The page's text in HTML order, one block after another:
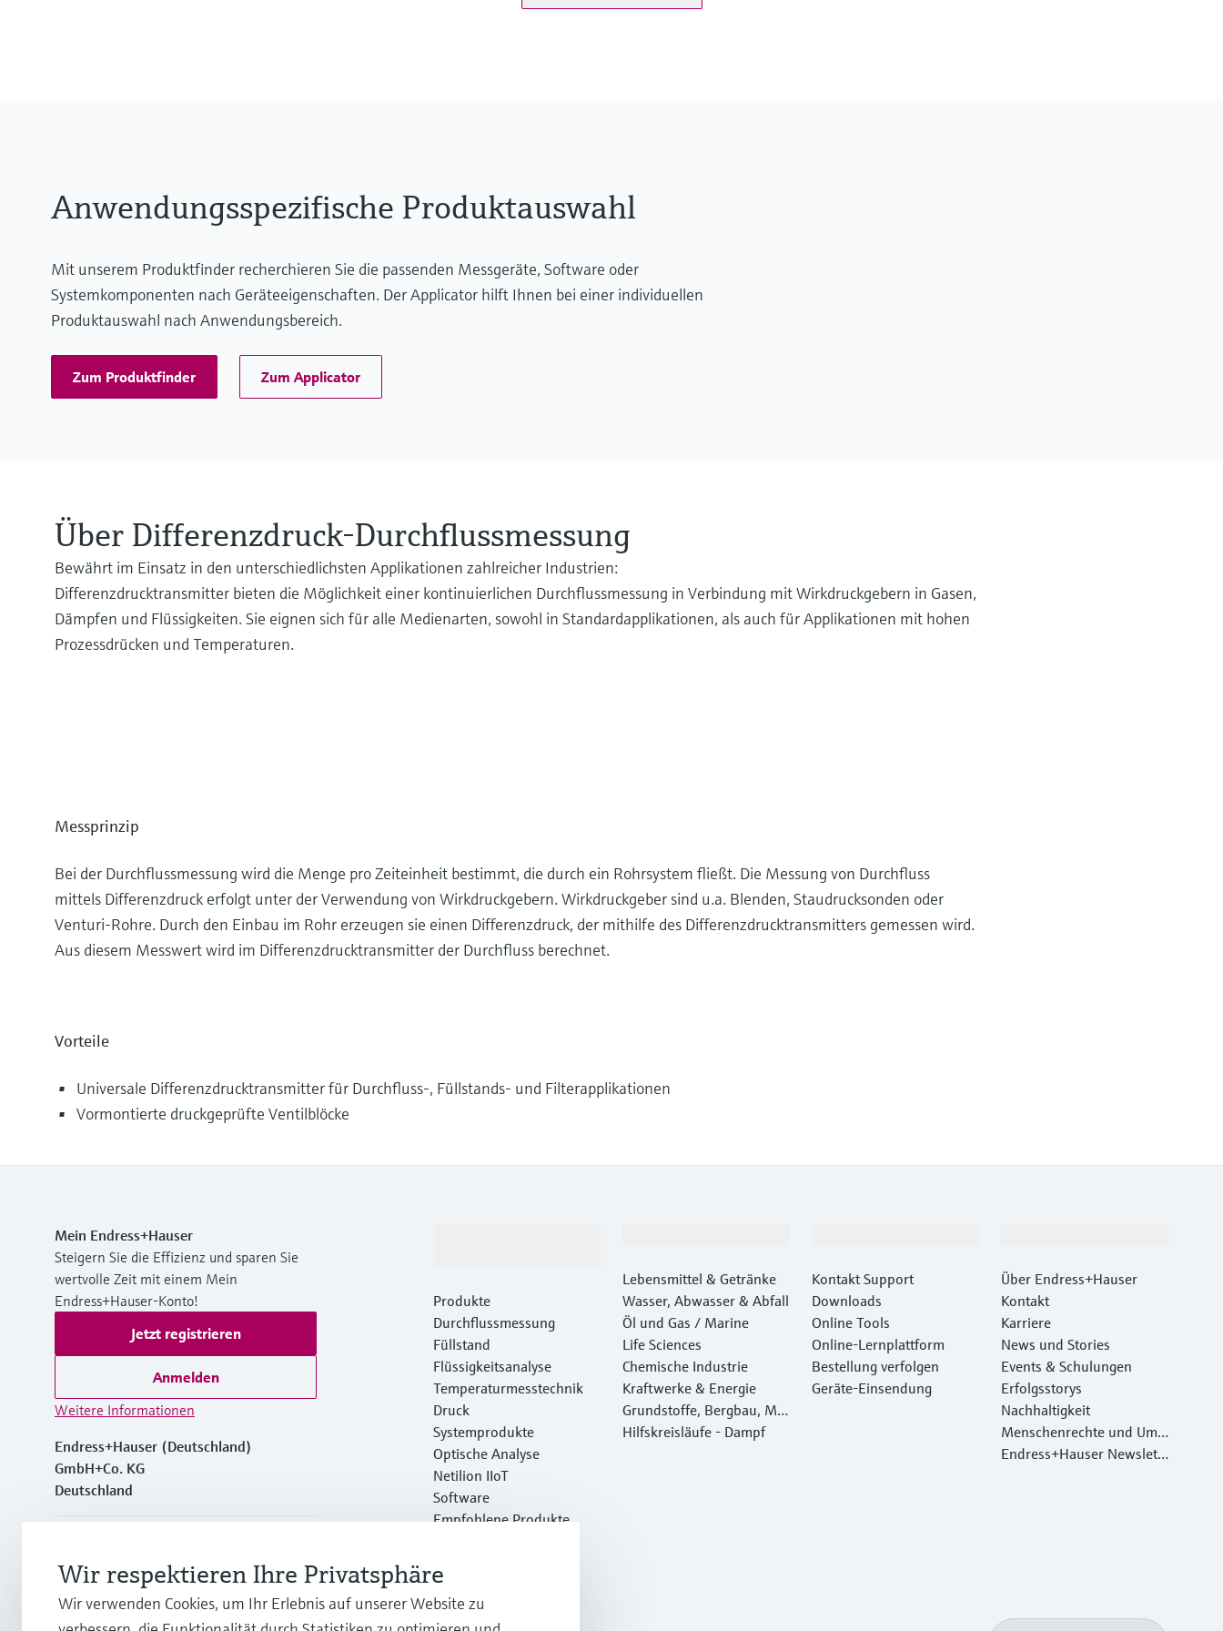
Gold
Anwendungsspezifische Produktauswahl
Mit unserem Produktfinder recherchieren Sie die passenden Messgeräte, Software oder
Systemkomponenten nach Geräteeigenschaften. Der Applicator hilft Ihnen bei einer individuellen
Produktauswahl nach Anwendungsbereich.
Zum Produktfinder Zum Applicator
Über Differenzdruck-Durchflussmessung
Bewährt im Einsatz in den unterschiedlichsten Applikationen zahlreicher Industrien:
Differenzdrucktransmitter bieten die Möglichkeit einer kontinuierlichen Durchflussmessung in Verbindung mit Wirkdruckgebern in Gasen,
Dämpfen und Flüssigkeiten. Sie eignen sich für alle Medienarten, sowohl in Standardapplikationen, als auch für Applikationen mit hohen
Prozessdrücken und Temperaturen.
Messprinzip
Bei der Durchflussmessung wird die Menge pro Zeiteinheit bestimmt, die durch ein Rohrsystem fließt. Die Messung von Durchfluss
mittels Differenzdruck erfolgt unter der Verwendung von Wirkdruckgebern. Wirkdruckgeber sind u.a. Blenden, Staudrucksonden oder
Venturi-Rohre. Durch den Einbau im Rohr erzeugen sie einen Differenzdruck, der mithilfe des Differenzdrucktransmitters gemessen wird.
Aus diesem Messwert wird im Differenzdrucktransmitter der Durchfluss berechnet.
Vorteile
Universale Differenzdrucktransmitter für Durchfluss-, Füllstands- und Filterapplikationen
Vormontierte druckgeprüfte Ventilblöcke
Mein Endress+Hauser
Steigern Sie die Effizienz und sparen Sie
wertvolle Zeit mit einem Mein
Endress+Hauser-Konto!
Jetzt registrieren
Anmelden
Weitere Informationen
Endress+Hauser (Deutschland)
GmbH+Co. KG
Deutschland
+49 (0)7621 97501
Produkte
Durchflussmessung
Füllstand
Flüssigkeitsanalyse
Temperaturmesstechnik
Druck
Systemprodukte
Optische Analyse
Netilion IIoT
Software
Empfohlene Produkte
Lebensmittel & Getränke
Wasser, Abwasser & Abfall
Öl und Gas / Marine
Life Sciences
Chemische Industrie
Kraftwerke & Energie
Grundstoffe, Bergbau, Met
alle
Hilfskreisläufe - Dampf
Kontakt Support
Downloads
Online Tools
Online-Lernplattform
Bestellung verfolgen
Geräte‑Einsendung
Über Endress+Hauser
Kontakt
Karriere
News und Stories
Events & Schulungen
Erfolgsstorys
Nachhaltigkeit
Menschenrechte und Umw
eltschutz
Endress+Hauser Newslett
Wir respektieren Ihre Privatsphäre
Wir verwenden Cookies, um Ihr Erlebnis auf unserer Website zu